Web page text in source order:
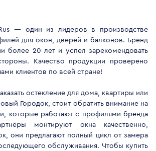
— один из лидеров в производстве
для окон, дверей и балконов. Бренд
более 20 лет и успел зарекомендовать
Качество продукции проверено
клиентов по всей стране!
остекление для дома, квартиры или
Городок, стоит обратить внимание на
которые работают с профилями бренда
монтируют окна качественно,
они предлагают полный цикл от замера
обслуживания. Чтобы купить